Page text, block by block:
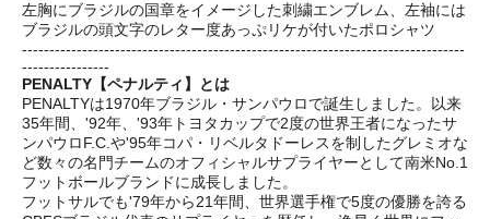
左胸にブラジルの国章をイメージした刺繍エンブレム、左袖には
ブラジルの頭文字のレター度あっぷリケが付いたポロシャツ
---------------------------------------------------------------------------------
----------------
PENALTY【ペナルティ】とは
PENALTYは1970年ブラジル・サンパウロで誕生しました。以来
35年間、'92年、'93年トヨタカップで2度の世界王者になったサ
ンパウロF.C.や'95年コパ・リベルタドーレスを制したグレミオな
ど数々の名門チームのオフィシャルサプライヤーとして南米No.1
フットボールブランドに成長しました。
フットサルでも'79年から21年間、世界選手権で5度の優勝を誇る